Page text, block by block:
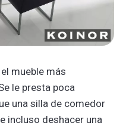
mueble más
le presta poca
una silla de comedor
incluso deshacer una